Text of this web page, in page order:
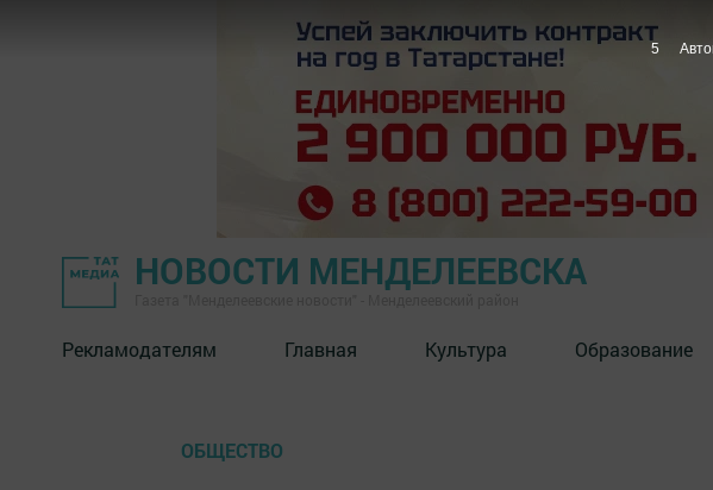
НОВОСТИ МЕНДЕЛЕЕВСКА
Рекламодателям Главная Культура Образование
ОБЩЕСТВО
4